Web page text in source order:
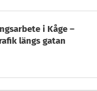
i Kåge –
längs gatan